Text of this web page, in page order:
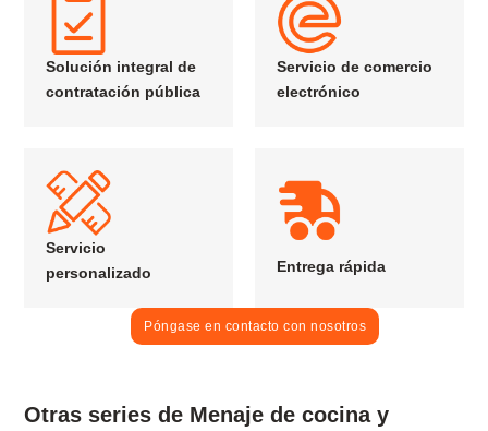
Solución integral de
contratación pública
Servicio de comercio
electrónico
Servicio
personalizado
Entrega rápida
Póngase en contacto con nosotros
Otras series de Menaje de cocina y